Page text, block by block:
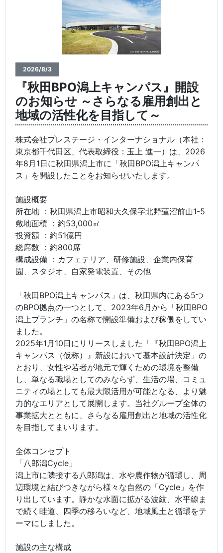
2026/8/3
『秋田BPO潟上キャンパス』開設
のお知らせ ～さらなる雇用創出と
地域の活性化を目指して～
株式会社プレステージ・インターナショナル（本社：
東京都千代田区、代表取締役：玉上 進一）は、2026
年8月1日に秋田県潟上市に「秋田BPO潟上キャンパ
ス」を開設したことをお知らせいたします。
施設概要
所在地 ：秋田県潟上市昭和大久保字北野蓮沼前山1-5
敷地面積 ：約53,000㎡
投資額 ：約51億円
総席数 ：約800席
構成設備 ：カフェテリア、研修施設、企業内保育
園、スタジオ、自家発電装置、その他
「秋田BPO潟上キャンパス」は、秋田県内にある5つ
のBPO拠点の一つとして、2023年6月から「秋田BPO
潟上ブランチ」の名称で開設準備および稼働をしてい
ました。
2025年1月10日にリリースしました「『秋田BPO潟上
キャンパス（仮称）』新設において基本設計決定」の
とおり、女性や若者が地元で輝くための環境を整備
し、単なる職場としてのみならず、生活の場、コミュ
ニティの場としても最大限活用が可能となる、より魅
力的なエリアとして展開します。当社グループ全体の
事業拡大とともに、さらなる雇用創出と地域の活性化
を目指してまいります。
全体コンセプト
「八郎潟Cycle」
潟上市に隣接する八郎潟は、水や農作物が循環し、周
辺環境と結びつきながら様々な自然の「Cycle」を作
り出しています。静かな水面に拡がる波紋、水平線ま
で続く畦道、四季の移ろいなど、地域風土と循環をテ
ーマにしました。
施設の主な構成